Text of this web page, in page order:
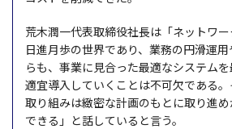
荒木潤一代表取締役社長は「ネットワ
日進月歩の世界であり、 業務の円滑運用
らも、 事業に 見合った最適なシステムを
適宜導入 していくことは不可欠である
取り組みは緻密な計画のもとに取り進
できる」と話していると言う。